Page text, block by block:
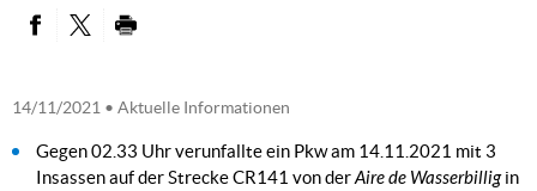
14/11/2021 • Aktuelle Informationen
Gegen 02.33 Uhr verunfallte ein Pkw am 14.11.2021 mit 3
Insassen auf der Strecke CR141 von derAire de Wasserbilligin